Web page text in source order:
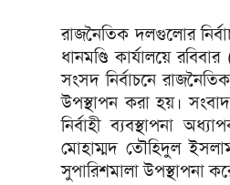
রাজনৈতিক দলগুলোর
ধানমণ্ডি কার্যালয়ে
সংসদ নির্বাচনে
উপস্থাপন করা হয়।
নির্বাহী ব্যবস্থাপনা
মোহাম্মদ তৌহিদুল
সুপারিশমালা উপস্থাপনা